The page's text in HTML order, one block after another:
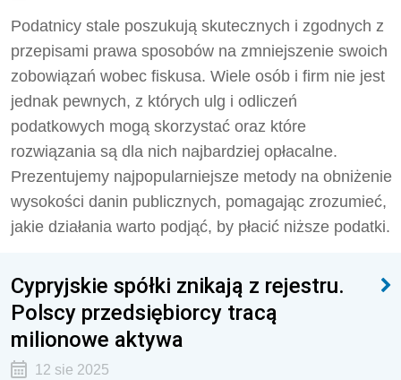
Podatnicy stale poszukują skutecznych i zgodnych z
przepisami prawa sposobów na zmniejszenie swoich
zobowiązań wobec fiskusa. Wiele osób i firm nie jest
jednak pewnych, z których ulg i odliczeń
podatkowych mogą skorzystać oraz które
rozwiązania są dla nich najbardziej opłacalne.
Prezentujemy najpopularniejsze metody na obniżenie
wysokości danin publicznych, pomagając zrozumieć,
jakie działania warto podjąć, by płacić niższe podatki.
Cypryjskie spółki znikają z rejestru.
Polscy przedsiębiorcy tracą
milionowe aktywa
12 sie 2025